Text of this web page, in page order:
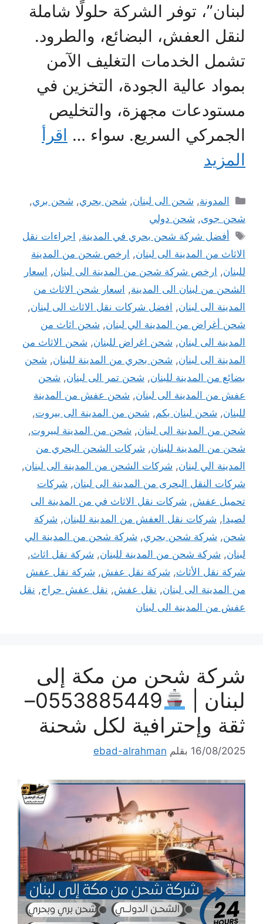
لبنان”، توفر الشركة حلولًا شاملة
لنقل العفش، البضائع، والطرود.
تشمل الخدمات التغليف الآمن
بمواد عالية الجودة، التخزين في
مستودعات مجهزة، والتخليص
الجمركي السريع. سواء … اقرأ
المزيد
التصنيفات
المدونة, شحن الى لبنان, شحن بحري, شحن بري,
شحن جوى, شحن دولي
الوسوم
أفضل شركة شحن بحري في المدينة, اجراءات نقل
الاثاث من المدينة الى لبنان, ارخص شحن من المدينة
للبنان, ارخص شركة شحن من المدينة الى لبنان, اسعار
الشحن من لبنان الى المدينة, اسعار شحن الاثاث من
المدينة الى لبنان, افضل شركات نقل الاثاث الى لبنان,
شحن أغراض من المدينة الي لبنان, شحن اثاث من
المدينة الى لبنان, شحن اغراض للبنان, شحن الاثاث من
المدينة الى لبنان, شحن بحري من المدينة للبنان, شحن
بضائع من المدينة للبنان, شحن تمر الى لبنان, شحن
عفش من المدينة الى لبنان, شحن عفش من المدينة
للبنان, شحن لبنان بكم, شحن من المدينة الى بيروت,
شحن من المدينة الى لبنان, شحن من المدينة لبيروت,
شحن من المدينة للبنان, شركات الشحن البحري من
المدينة الي لبنان, شركات الشحن من المدينة الى لبنان,
شركات النقل البحرى من المدينة الى لبنان, شركات
تحميل عفش, شركات نقل الاثاث في من المدينة الى
لصيدا, شركات نقل العفش من المدينة للبنان, شركة
شحن, شركة شحن بحري, شركة شحن من المدينة الي
لبنان, شركة شحن من المدينة للبنان, شركة نقل اثاث,
شركة نقل الأثاث, شركة نقل عفش, شركة نقل عفش
من المدينة الى لبنان, نقل عفش, نقل عفش حراج, نقل
عفش من المدينة الى لبنان
شركة شحن من مكة إلى
لبنان |
0553885449–
ثقة وإحترافية لكل شحنة
16/08/2025 بقلم ebad-alrahman